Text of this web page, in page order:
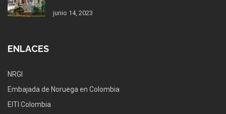
junio 14, 2023
ENLACES
NRGI
Embajada de Noruega en Colombia
EITI Colombia